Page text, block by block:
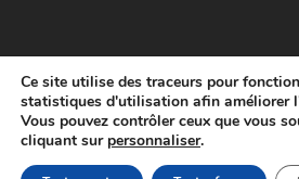
Développé avec favoritepar le Territoire de l'Ouest
Politique de protection des données
Accessibilité : non conforme
Ce site utilise des traceurs pour
statistiques d'utilisation afin améliorer
Vous pouvez contrôler ceux que vous
cliquant sur personnaliser.